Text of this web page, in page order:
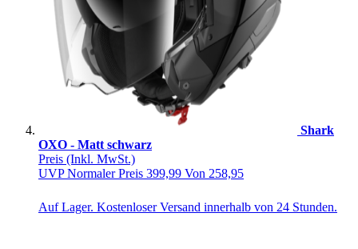
Shark
OXO - Matt schwarz
Preis (Inkl. MwSt.)
UVPNormaler Preis 399,99 Von 258,95
Auf Lager. Kostenloser Versand innerhalb von 24 Stunden.